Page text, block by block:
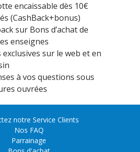
encaissable dès 10€
(CashBack+bonus)
sur Bons d’achat de
enseignes
sur le web et en
à vos questions sous
ouvrées
notre Service Clients
Nos FAQ
Parrainage